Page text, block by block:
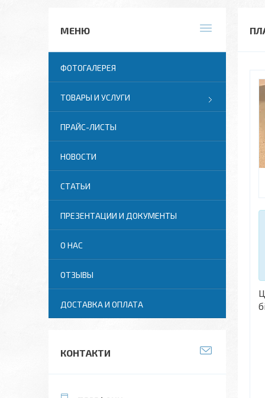
ФОТОГАЛЕРЕЯ
ТОВАРЫ И УСЛУГИ
ПРАЙС-ЛИСТЫ
НОВОСТИ
СТАТЬИ
ПРЕЗЕНТАЦИИ И ДОКУМЕНТЫ
О НАС
ОТЗЫВЫ
ДОСТАВКА И ОПЛАТА
КОНТАКТИ